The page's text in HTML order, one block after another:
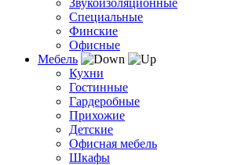
Специальные
Финские
Офисные
Мебель
Кухни
Гостинные
Гардеробные
Прихожие
Детские
Офисная мебель
Шкафы